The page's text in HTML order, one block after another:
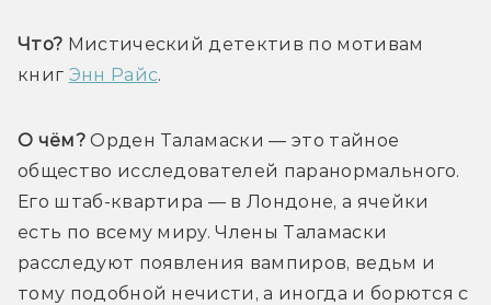
Что? Мистический детектив по мотивам
книг Энн Райс.
О чём? Орден Таламаски — это тайное
общество исследователей паранормального.
Его штаб-квартира — в Лондоне, а ячейки
есть по всему миру. Члены Таламаски
расследуют появления вампиров, ведьм и
тому подобной нечисти, а иногда и борются с